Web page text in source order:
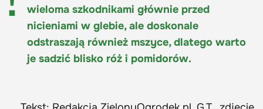
wieloma szkodnikami głównie przed
nicieniami w glebie, ale doskonale
odstraszają również mszyce, dlatego warto
je sadzić blisko róż i pomidorów.